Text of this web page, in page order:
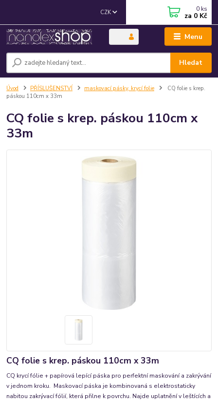
Menu
CZK
Hledat
0 ks
za 0 Kč
Úvod PŘÍSLUŠENSTVÍ maskovací pásky, krycí folie
CQ folie s krep.
páskou 110cm x 33m
CQ folie s krep. páskou 110cm x
33m
CQ folie s krep. páskou 110cm x 33m
CQ krycí fólie + papírová lepící páska pro perfektní maskování a zakrývání
v jednom kroku. Maskovací páska je kombinovaná s elektrostaticky
nabitou zakrývací fólií, která přilne k povrchu. Najde uplatnění v leštících a